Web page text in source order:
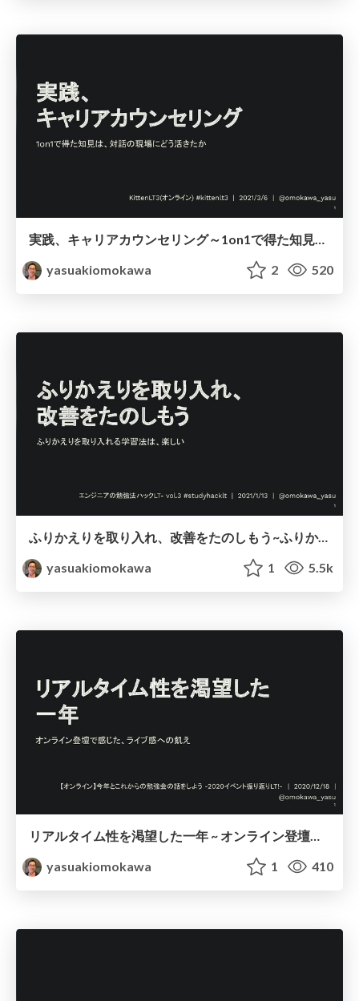
実践、キャリアカウンセリング～1on1で得た知見は、対話の現場にどう活きたか～ / Progressive career counceling
yasuakiomokawa
2 520
ふりかえりを取り入れ、改善をたのしもう~ふりかえりを取り入れる学習法は、楽しい~ / Enjoy study by retrospective yourself!
yasuakiomokawa
1 5.5k
yasuakiomokawa
1 410